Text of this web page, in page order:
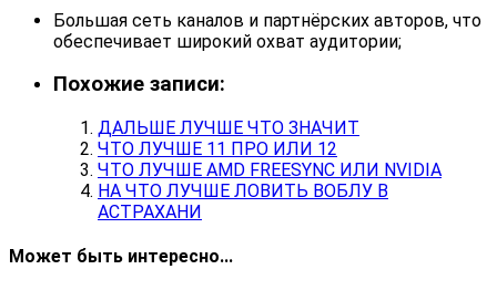
Большая сеть каналов и партнёрских авторов, что
обеспечивает широкий охват аудитории;
Похожие записи:
ДАЛЬШЕ ЛУЧШЕ ЧТО ЗНАЧИТ
ЧТО ЛУЧШЕ 11 ПРО ИЛИ 12
ЧТО ЛУЧШЕ AMD FREESYNC ИЛИ NVIDIA
НА ЧТО ЛУЧШЕ ЛОВИТЬ ВОБЛУ В
АСТРАХАНИ
Может быть интересно...